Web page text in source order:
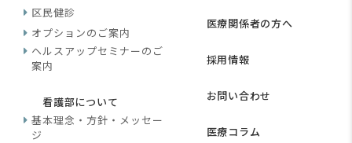
区民健診
オプションのご案内
ヘルスアップセミナーのご
案内
看護部について
基本理念・方針・メッセー
ジ
医療関係者の方へ
採用情報
お問い合わせ
医療コラム